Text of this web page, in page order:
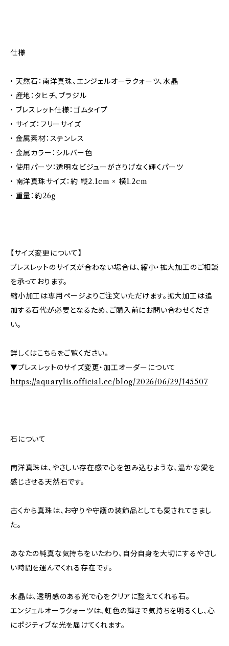
仕様
• 天然石：南洋真珠、エンジェルオーラクォーツ、水晶
• 産地：タヒチ、ブラジル
• ブレスレット仕様：ゴムタイプ
• サイズ：フリーサイズ
• 金属素材：ステンレス
• 金属カラー：シルバー色
• 使用パーツ：透明なビジューがさりげなく輝くパーツ
• 南洋真珠サイズ：約 縦2.1cm × 横1.2cm
• 重量：約26g
【サイズ変更について】
ブレスレットのサイズが合わない場合は、縮小・拡大加工のご相談
を承っております。
縮小加工は専用ページよりご注文いただけます。拡大加工は追
加する石代が必要となるため、ご購入前にお問い合わせくださ
い。
詳しくはこちらをご覧ください。
▼ブレスレットのサイズ変更・加工オーダーについて
https://aquarylis.official.ec/blog/2026/06/29/145507
石について
南洋真珠は、やさしい存在感で心を包み込むような、温かな愛を
感じさせる天然石です。
古くから真珠は、お守りや守護の装飾品としても愛されてきまし
た。
あなたの純真な気持ちをいたわり、自分自身を大切にするやさし
い時間を運んでくれる存在です。
水晶は、透明感のある光で心をクリアに整えてくれる石。
エンジェルオーラクォーツは、虹色の輝きで気持ちを明るくし、心
にポジティブな光を届けてくれます。